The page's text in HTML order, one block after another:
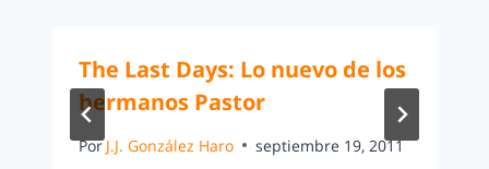
The Last Days: Lo nuevo de los
hermanos Pastor
Por J.J. González Haro septiembre 19, 2011